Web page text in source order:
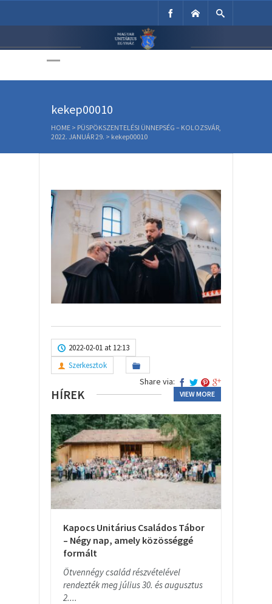
Unitárius Egyház
kekep00010
HOME > PÜSPÖKSZENTELÉSI ÜNNEPSÉG – KOLOZSVÁR,
2022. JANUÁR 29. > kekep00010
2022-02-01 at 12:13
Szerkesztok
Share via:
HÍREK VIEW MORE
Kapocs Unitárius Családos Tábor
– Négy nap, amely közösséggé
formált
Ötvennégy család részvételével
rendezték meg július 30. és augusztus
2....